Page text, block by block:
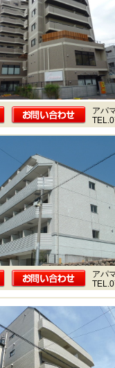
アパ
アパ